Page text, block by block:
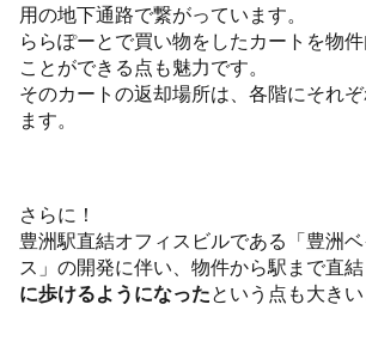
用の地下通路で繋がっています。
ららぽーとで買い物をしたカートを物
ことができる点も魅力です。
そのカートの返却場所は、各階にそれ
ます。
さらに！
豊洲駅直結オフィスビルである「豊洲
ス」の開発に伴い、物件から駅まで直
に歩けるようになった という点も大きい